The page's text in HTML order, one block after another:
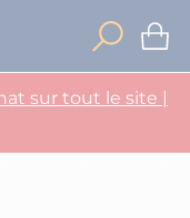
sur tout le site |